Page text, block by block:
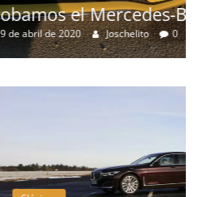
Benz A200d
0